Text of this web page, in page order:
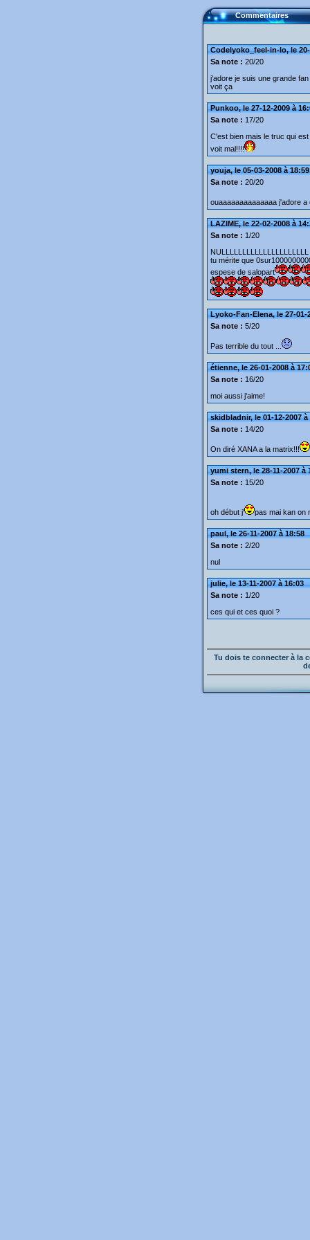
Commentaires
Codelyoko_feel-in-lo, le 20-
Sa note : 20/20
j'adore je suis une grande
voit ça
Punkoo, le 27-12-2009 à
Sa note : 17/20
C'est bien mais le truc qui
voit mal!!!!
youja, le 05-03-2008 à 18:59
Sa note : 20/20
ouaaaaaaaaaaaaaa j'adore
LAZIME, le 22-02-2008 à
Sa note : 1/20
tu mérite que
espese de salopart
Lyoko-Fan-Elena, le 27-01-
Sa note : 5/20
Pas terrible du tout ...
étienne, le 26-01-2008 à
Sa note : 16/20
moi aussi j'aime!
skidbladnir, le 01-12-2007 à
Sa note : 14/20
On diré XANA a la matrix!!!
yumi stern, le 28-11-2007 à
Sa note : 15/20
oh début j' pas mai kan on
paul, le 26-11-2007 à 18:58
Sa note : 2/20
nul
julie, le 13-11-2007 à 16:03
Sa note : 1/20
ces qui et ces quoi ?
Tu dois te connecter à la